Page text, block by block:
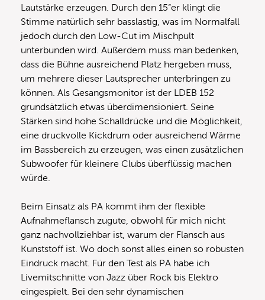
Lautstärke erzeugen. Durch den 15“er klingt die
Stimme natürlich sehr basslastig, was im Normalfall
jedoch durch den Low-Cut im Mischpult
unterbunden wird. Außerdem muss man bedenken,
dass die Bühne ausreichend Platz hergeben muss,
um mehrere dieser Lautsprecher unterbringen zu
können. Als Gesangsmonitor ist der LDEB 152
grundsätzlich etwas überdimensioniert. Seine
Stärken sind hohe Schalldrücke und die Möglichkeit,
eine druckvolle Kickdrum oder ausreichend Wärme
im Bassbereich zu erzeugen, was einen zusätzlichen
Subwoofer für kleinere Clubs überflüssig machen
würde.
Beim Einsatz als PA kommt ihm der flexible
Aufnahmeflansch zugute, obwohl für mich nicht
ganz nachvollziehbar ist, warum der Flansch aus
Kunststoff ist. Wo doch sonst alles einen so robusten
Eindruck macht. Für den Test als PA habe ich
Livemitschnitte von Jazz über Rock bis Elektro
eingespielt. Bei den sehr dynamischen